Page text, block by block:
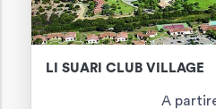
LI SUARI CLUB VILLAGE
A